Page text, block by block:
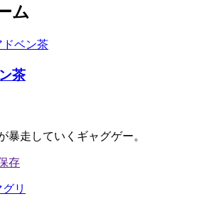
ム
茶
暴走していくギャグゲー。